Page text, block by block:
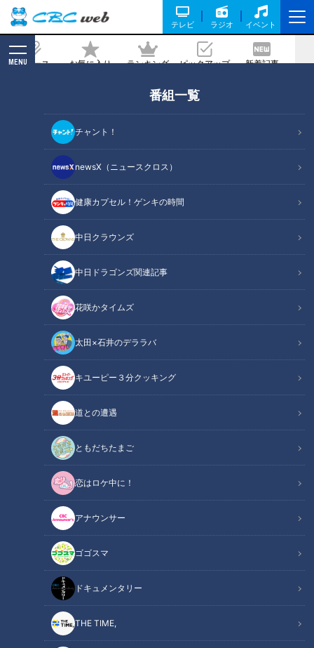
テレビ ラジオ イベント
ニュース お気に入り ランキング ピックアップ 新着記事
MENU
番組一覧
チャント！
newsX（ニュースクロス）
健康カプセル！ゲンキの時間
中日クラウンズ
中日ドラゴンズ関連記事
花咲かタイムズ
太田×石井のデララバ
キユーピー３分クッキング
道との遭遇
ともだちたまご
恋はロケ中に！
アナウンサー
ゴゴスマ
ドキュメンタリー
THE TIME,
極上の「うな重」を食べて向かった次の
目的地とは
記事に戻る
CBCテレビ『地名しりとり』
この記事の画像（全6枚）
記事に戻る